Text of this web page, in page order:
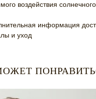
воздействия
информация
и уход